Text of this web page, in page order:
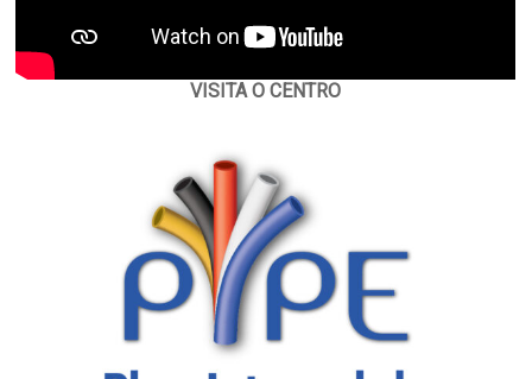
VISITA O CENTRO